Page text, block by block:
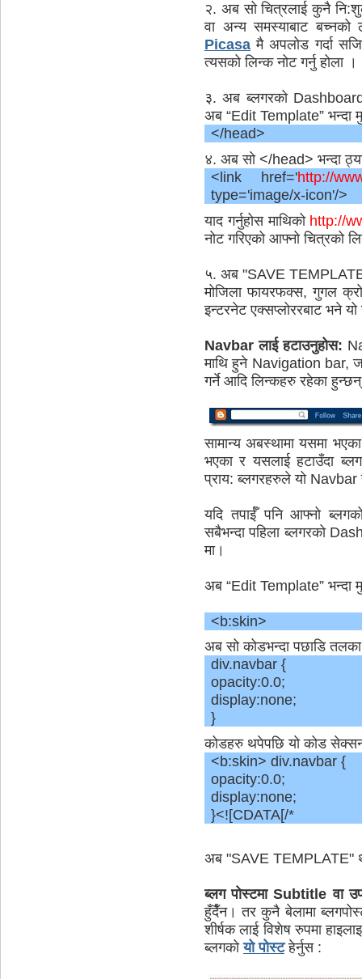
२. अब सो चित्रलाई कुनै
वा अन्य समस्याबाट बच्नको
Picasa मै अपलोड गर्दा
त्यसको लिन्क नोट गर्नु होला ।
३. अब ब्लगरको
अब “Edit Template” भन्दा
</head>
४. अब सो </head> भन्दा
<link href='http://
type='image/x-icon'/>
याद गर्नुहोस माथिको http://
नोट गरिएको आफ्नो चित्रको
५. अब "SAVE
मोजिला फायरफक्स, गुगल
इन्टरनेट एक्सप्लोररबाट भने
Navbar लाई हटाउनुहोस:
माथि हुने Navigation bar,
गर्ने आदि लिन्कहरु रहेका
सामान्य अबस्थामा यसमा
भएका र यसलाई हटाउँदा
प्राय: ब्लगरहरुले यो Navbar
यदि तपाईँ पनि आफ्नो
सबैभन्दा पहिला ब्लगरको
मा।
अब “Edit Template” भन्दा
<b:skin>
अब सो कोडभन्दा पछाडि
div.navbar {
opacity:0.0;
display:none;
}
कोडहरु थपेपछि यो कोड
<b:skin> div.navbar {
opacity:0.0;
display:none;
}<![CDATA[/*
अब "SAVE TEMPLATE"
ब्लग पोस्टमाSubtitle वा
हुँदैँन। तर कुनै बेलामा
शीर्षक लाई विशेष रुपमा
ब्लगकोयो पोस्टहेर्नुस :